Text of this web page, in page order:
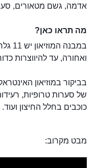
אדמה, גשם מטאורים,
מה תראו כאן?
ואחורה, עד להיווצרות
בביקור במוזיאון
של סערות טרופיות,
כוכבים בחלל החיצון ועוד.
מבט מקרוב: